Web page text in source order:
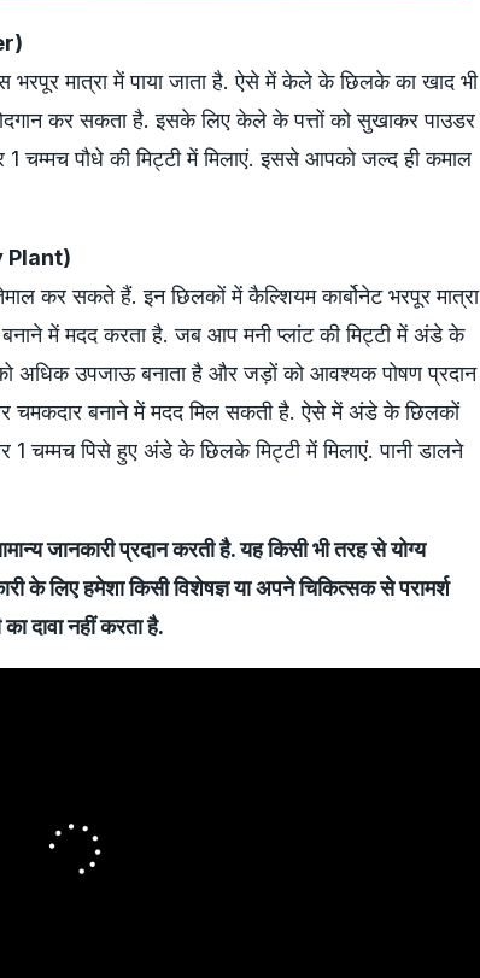
मात्रा में पाया जाता है. ऐसे में केले के छिलके का खाद भी
कर सकता है. इसके लिए केले के पत्तों को सुखाकर पाउडर
चम्मच पौधे की मिट्टी में मिलाएं. इससे आपको जल्द ही कमाल
Plant)
कर सकते हैं. इन छिलकों में कैल्शियम कार्बोनेट भरपूर मात्रा
बनाने में मदद करता है. जब आप मनी प्लांट की मिट्टी में अंडे के
अधिक उपजाऊ बनाता है और जड़ों को आवश्यक पोषण प्रदान
चमकदार बनाने में मदद मिल सकती है. ऐसे में अंडे के छिलकों
चम्मच पिसे हुए अंडे के छिलके मिट्टी में मिलाएं. पानी डालने
जानकारी प्रदान करती है. यह किसी भी तरह से योग्य
के लिए हमेशा किसी विशेषज्ञ या अपने चिकित्सक से परामर्श
दावा नहीं करता है.